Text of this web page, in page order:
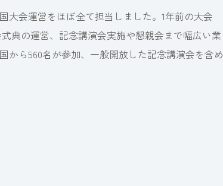
大会運営をほぼ全て担当しました。1年前の大会
典の運営、記念講演会実施や懇親会まで幅広い業
から560名が参加、一般開放した記念講演会を含め